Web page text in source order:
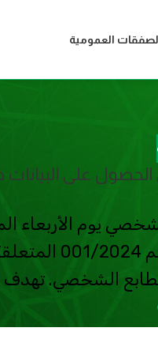
العمومية
على البيانات
مارس 2024، المداولة ذات
الشخصي. تهدف